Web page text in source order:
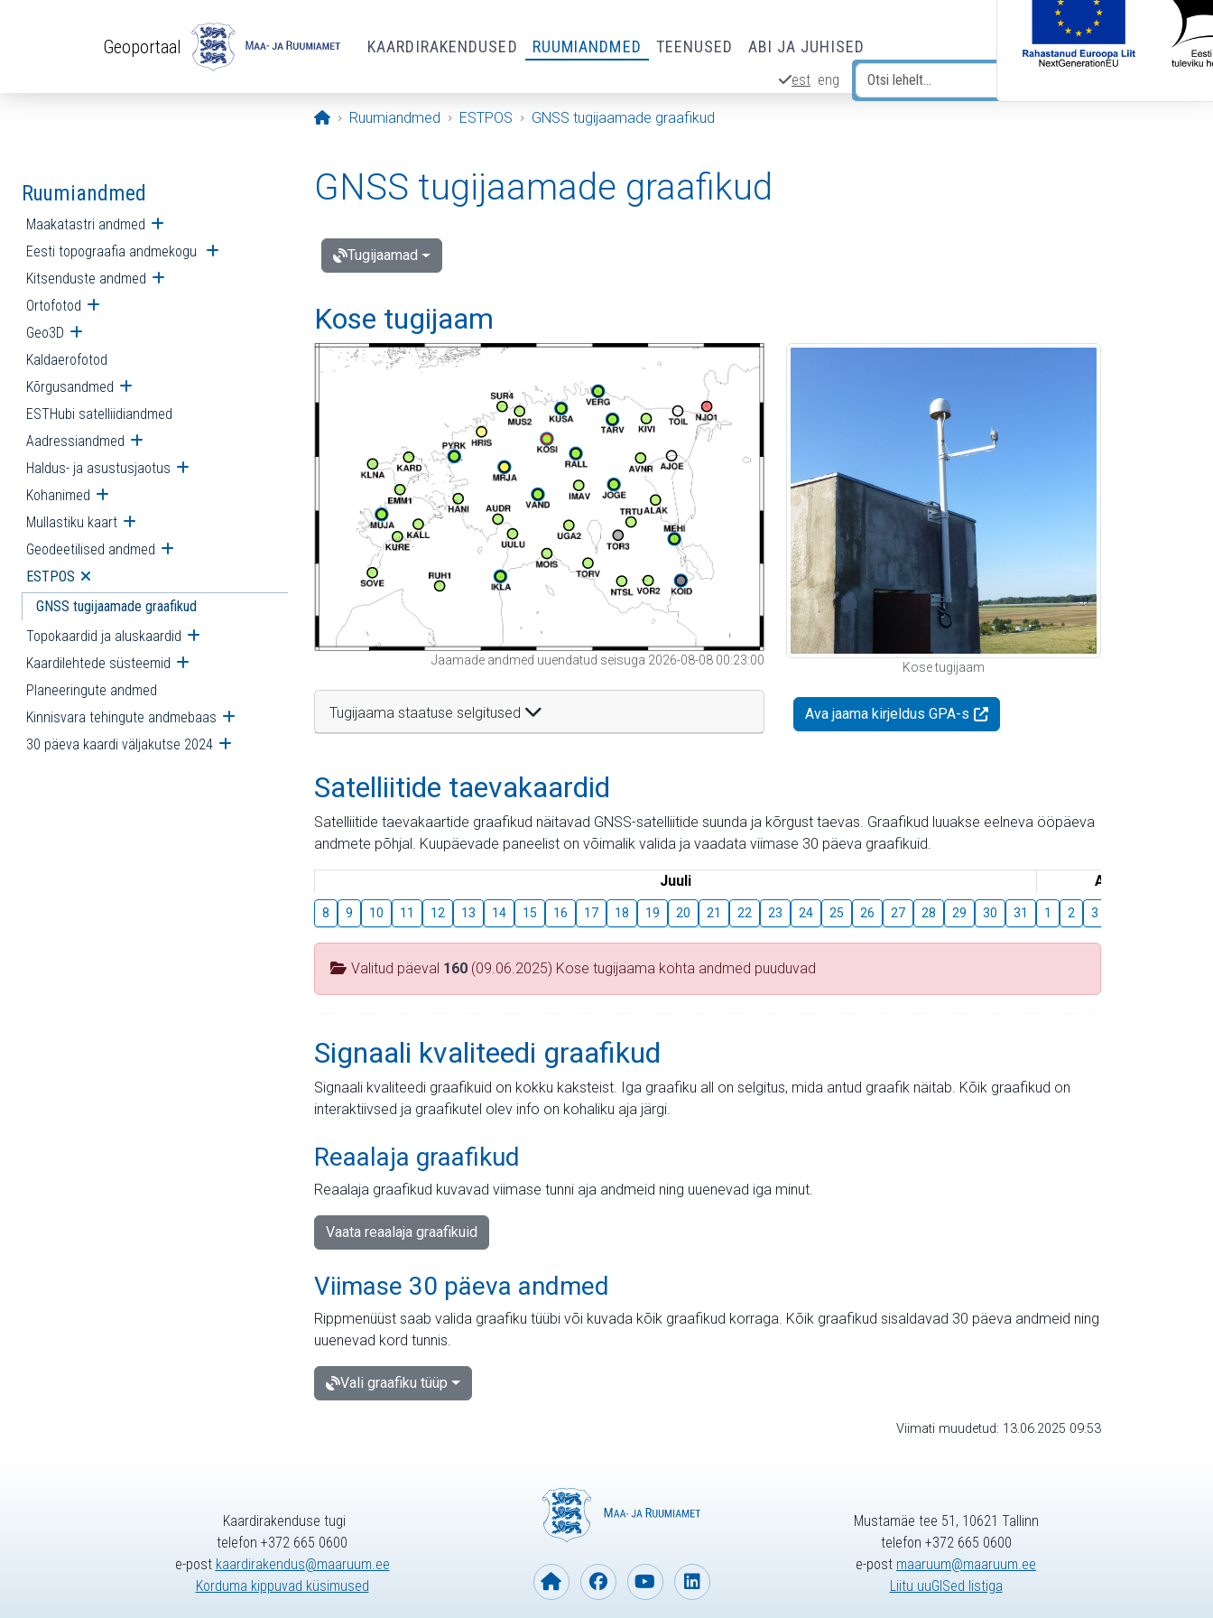
Geoportaal KAARDIRAKENDUSED RUUMIANDMED TEENUSED ABI JA JUHISED
est eng
Avaleht
Ruumiandmed ESTPOS GNSS tugijaamade graafikud
Ruumiandmed
Maakatastri andmed Ava alammenüü
Eesti topograafia andmekogu Ava alammenüü
Kitsenduste andmed Ava alammenüü
Ortofotod Ava alammenüü
Geo3D Ava alammenüü
Kaldaerofotod
Kõrgusandmed Ava alammenüü
ESTHubi satelliidiandmed
Aadressiandmed Ava alammenüü
Haldus- ja asustusjaotus Ava alammenüü
Kohanimed Ava alammenüü
Mullastiku kaart Ava alammenüü
Geodeetilised andmed Ava alammenüü
ESTPOS Ava alammenüü
GNSS tugijaamade graafikud
Topokaardid ja aluskaardid Ava alammenüü
Kaardilehtede süsteemid Ava alammenüü
Planeeringute andmed
Kinnisvara tehingute andmebaas Ava alammenüü
30 päeva kaardi väljakutse 2024 Ava alammenüü
GNSS tugijaamade graafikud
Tugijaamad
Kose tugijaam
Jaamade andmed uuendatud seisuga 2026-08-08 00:23:00
Tugijaama staatuse selgitused
Kose tugijaam
Ava jaama kirjeldus GPA-s
Satelliitide taevakaardid
Satelliitide taevakaartide graafikud näitavad GNSS-satelliitide suunda ja kõrgust taevas. Graafikud luuakse eelneva ööpäeva
andmete põhjal. Kuupäevade paneelist on võimalik valida ja vaadata viimase 30 päeva graafikuid.
Juuli August
8 9 10 11 12 13 14 15 16 17 18 19 20 21 22 23 24 25 26 27 28 29 30 31 1 2 3
Valitud päeval 160 (09.06.2025) Kose tugijaama kohta andmed puuduvad
Signaali kvaliteedi graafikud
Signaali kvaliteedi graafikuid on kokku kaksteist. Iga graafiku all on selgitus, mida antud graafik näitab. Kõik graafikud on
interaktiivsed ja graafikutel olev info on kohaliku aja järgi.
Reaalaja graafikud
Reaalaja graafikud kuvavad viimase tunni aja andmeid ning uuenevad iga minut.
Vaata reaalaja graafikuid
Viimase 30 päeva andmed
Rippmenüüst saab valida graafiku tüübi või kuvada kõik graafikud korraga. Kõik graafikud sisaldavad 30 päeva andmeid ning
uuenevad kord tunnis.
Vali graafiku tüüp
Viimati muudetud: 13.06.2025 09:53
Kaardirakenduse tugi
telefon +372 665 0600
e-post kaardirakendus@maaruum.ee
Korduma kippuvad küsimused
Mustamäe tee 51, 10621 Tallinn
telefon +372 665 0600
e-post maaruum@maaruum.ee
Liitu uuGISed listiga